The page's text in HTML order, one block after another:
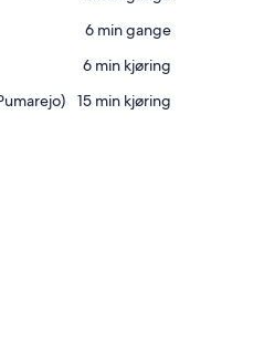
‪6 min gange‬
‪6 min kjøring‬
‪15 min kjøring‬